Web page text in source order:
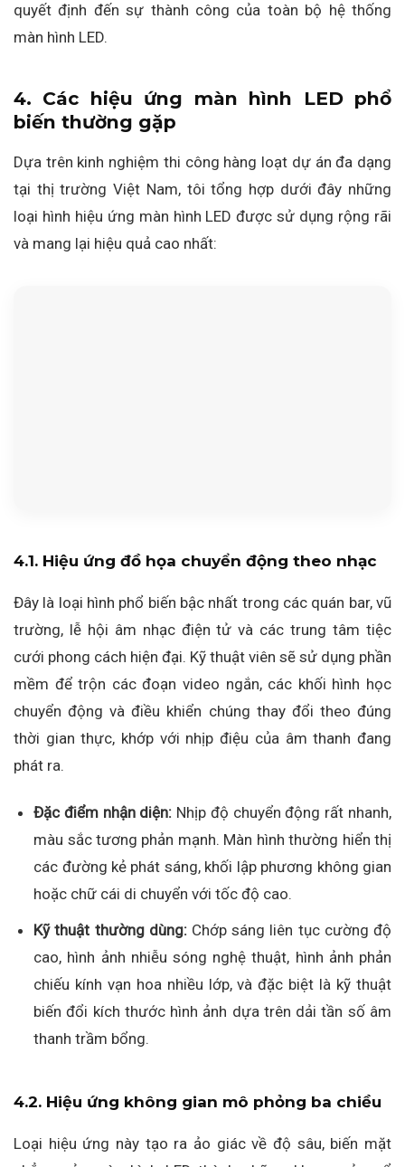
quyết định đến sự thành công của toàn bộ hệ thống
màn hình LED.
4. Các hiệu ứng màn hình LED phổ
biến thường gặp
Dựa trên kinh nghiệm thi công hàng loạt dự án đa dạng
tại thị trường Việt Nam, tôi tổng hợp dưới đây những
loại hình hiệu ứng màn hình LED được sử dụng rộng rãi
và mang lại hiệu quả cao nhất:
4.1. Hiệu ứng đồ họa chuyển động theo nhạc
Đây là loại hình phổ biến bậc nhất trong các quán bar, vũ
trường, lễ hội âm nhạc điện tử và các trung tâm tiệc
cưới phong cách hiện đại. Kỹ thuật viên sẽ sử dụng phần
mềm để trộn các đoạn video ngắn, các khối hình học
chuyển động và điều khiển chúng thay đổi theo đúng
thời gian thực, khớp với nhịp điệu của âm thanh đang
phát ra.
Đặc điểm nhận diện: Nhịp độ chuyển động rất nhanh,
màu sắc tương phản mạnh. Màn hình thường hiển thị
các đường kẻ phát sáng, khối lập phương không gian
hoặc chữ cái di chuyển với tốc độ cao.
Kỹ thuật thường dùng:Chớp sáng liên tục cường độ
cao, hình ảnh nhiễu sóng nghệ thuật, hình ảnh phản
chiếu kính vạn hoa nhiều lớp, và đặc biệt là kỹ thuật
biến đổi kích thước hình ảnh dựa trên dải tần số âm
thanh trầm bổng.
4.2. Hiệu ứng không gian mô phỏng ba chiều
Loại hiệu ứng này tạo ra ảo giác về độ sâu, biến mặt